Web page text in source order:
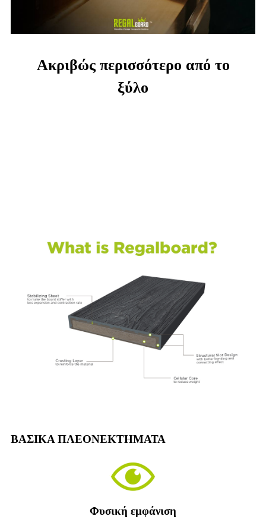
Ακριβώς περισσότερο από το
ξύλο
ΒΑΣΙΚΑ ΠΛΕΟΝΕΚΤΗΜΑΤΑ
Φυσική εμφάνιση